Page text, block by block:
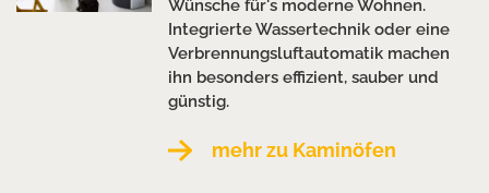
Wünsche für's moderne Wohnen.
Integrierte Wassertechnik oder eine
Verbrennungsluftautomatik machen
ihn besonders effizient, sauber und
günstig.
mehr zu Kaminöfen